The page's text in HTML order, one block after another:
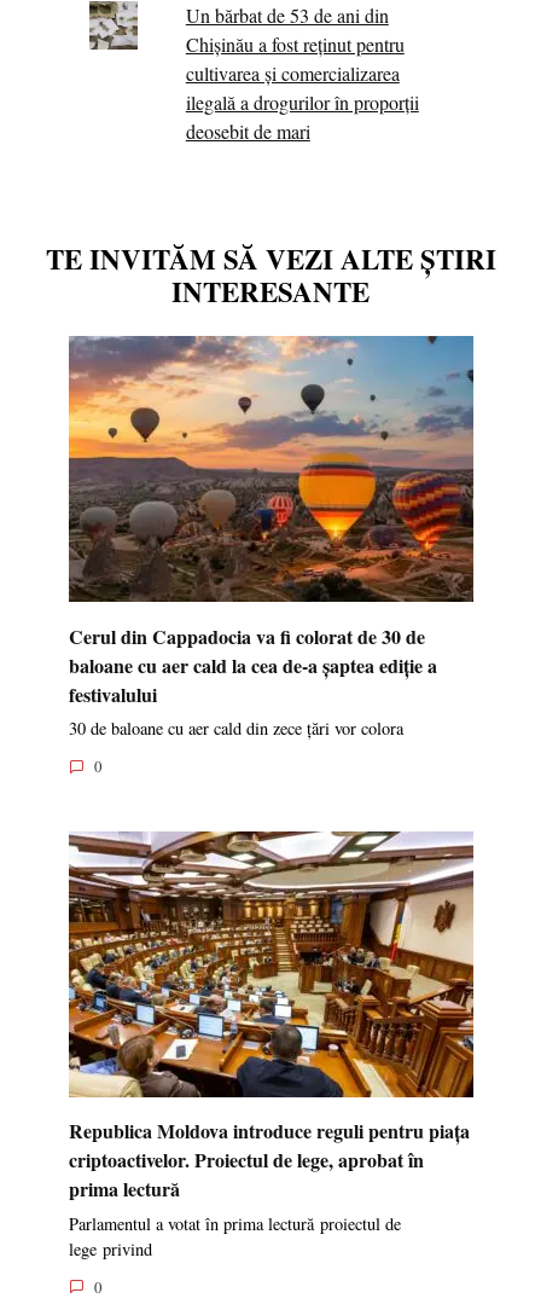
Un bărbat de 53 de ani din
Chișinău a fost reținut pentru
cultivarea și comercializarea
ilegală a drogurilor în proporții
deosebit de mari
TE INVITĂM SĂ VEZI ALTE ȘTIRI
INTERESANTE
Cerul din Cappadocia va fi colorat de 30 de
baloane cu aer cald la cea de-a șaptea ediție a
festivalului
30 de baloane cu aer cald din zece țări vor colora
0
Republica Moldova introduce reguli pentru piața
criptoactivelor. Proiectul de lege, aprobat în
prima lectură
Parlamentul a votat în prima lectură proiectul de
lege privind
0